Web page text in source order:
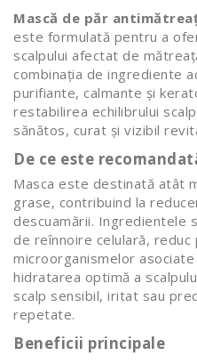
Mască de păr
este formulată pentru a
scalpului afectat de
combinația de ingrediente
purifiante, calmante și
restabilirea echilibrului
sănătos, curat și vizibil
De ce este
Masca este destinată atât
grase, contribuind la
descuamării. Ingredientele
de reînnoire celulară, reduc
microorganismelor
hidratarea optimă a
scalp sensibil, iritat sau
repetate.
Beneficii principale